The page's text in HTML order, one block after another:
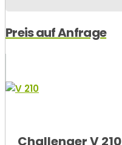
Preis auf Anfrage
Challenger V 210